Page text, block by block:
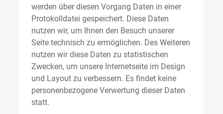
werden über diesen Vorgang Daten in einer
Protokolldatei gespeichert. Diese Daten
nutzen wir, um Ihnen den Besuch unserer
Seite technisch zu ermöglichen. Des Weiteren
nutzen wir diese Daten zu statistischen
Zwecken, um unsere Internetseite im Design
und Layout zu verbessern. Es findet keine
personenbezogene Verwertung dieser Daten
statt.